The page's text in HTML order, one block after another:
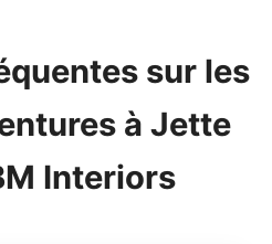
sur les
à Jette
Interiors